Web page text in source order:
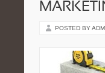
POSTED BY